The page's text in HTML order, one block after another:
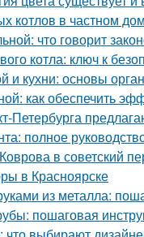
котлов в частном
что говорит
котла: ключ к
и кухни: основы
как обеспечить
Петербурга
полное
в советский
в Красноярске
из металла:
пошаговая